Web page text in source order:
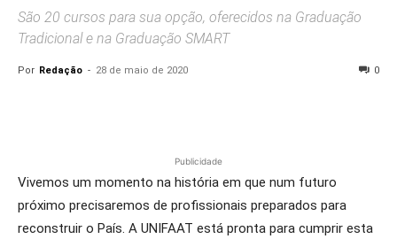
São 20 cursos para sua opção, oferecidos na Graduação
Tradicional e na Graduação SMART
Por Redação - 28 de maio de 2020 0
Publicidade
Vivemos um momento na história em que num futuro
próximo precisaremos de profissionais preparados para
reconstruir o País. A UNIFAAT está pronta para cumprir esta